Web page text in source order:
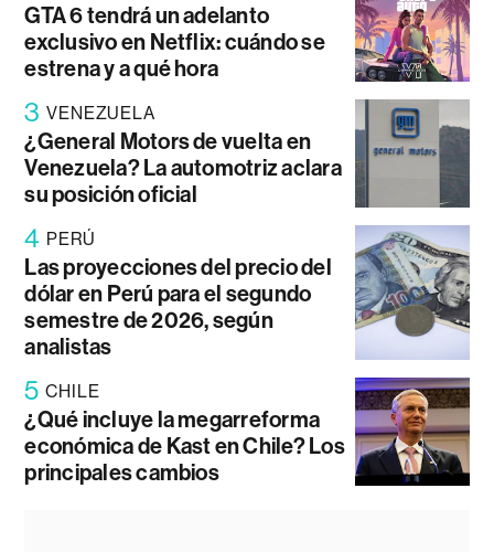
GTA 6 tendrá un adelanto
exclusivo en Netflix: cuándo se
estrena y a qué hora
3 VENEZUELA
¿General Motors de vuelta en
Venezuela? La automotriz aclara
su posición oficial
4 PERÚ
Las proyecciones del precio del
dólar en Perú para el segundo
semestre de 2026, según
analistas
5 CHILE
¿Qué incluye la megarreforma
económica de Kast en Chile? Los
principales cambios